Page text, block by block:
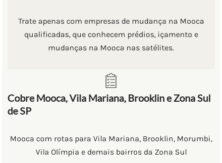
Trate apenas com empresas de mudança na Mooca
qualificadas, que conhecem prédios, içamento e
mudanças na Mooca nas satélites.
Cobre Mooca, Vila Mariana, Brooklin e Zona Sul
de SP
Mooca com rotas para Vila Mariana, Brooklin, Morumbi,
Vila Olímpia e demais bairros da Zona Sul